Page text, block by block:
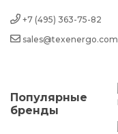
+7 (495) 363-75-82
sales@texenergo.com
Популярные
бренды